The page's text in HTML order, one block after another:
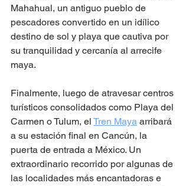
Mahahual, un antiguo pueblo de
pescadores convertido en un idílico
destino de sol y playa que cautiva por
su tranquilidad y cercanía al arrecife
maya.
Finalmente, luego de atravesar centros
turísticos consolidados como Playa del
Carmen o Tulum, el Tren Maya arribará
a su estación final en Cancún, la
puerta de entrada a México. Un
extraordinario recorrido por algunas de
las localidades más encantadoras e